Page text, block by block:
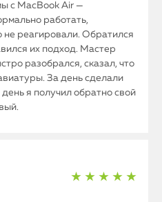
с MacBook Air —
работать,
не реагировали. Обратился
их подход. Мастер
разобрался, сказал, что
За день сделали
я получил обратно свой
★ ★ ★ ★ ★